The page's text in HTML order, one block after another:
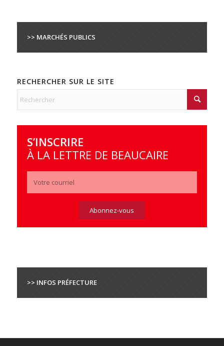
>> MARCHÉS PUBLICS
RECHERCHER SUR LE SITE
S’INSCRIRE
À LA LETTRE DE BEAUCAIRE
>> INFOS PRÉFECTURE